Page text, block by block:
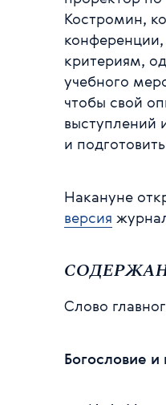
Костромин,
критериям,
учебного
чтобы свой
выступлений
и
Накануне
версия
Слово
Богословие и